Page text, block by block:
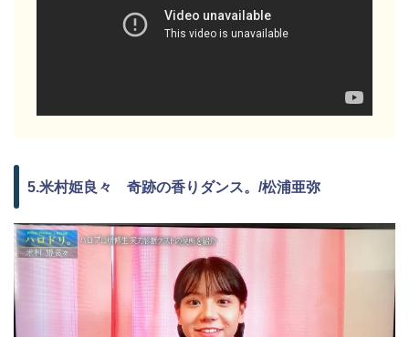
5.米村姫良々 奇跡の香りダンス。/松浦亜弥